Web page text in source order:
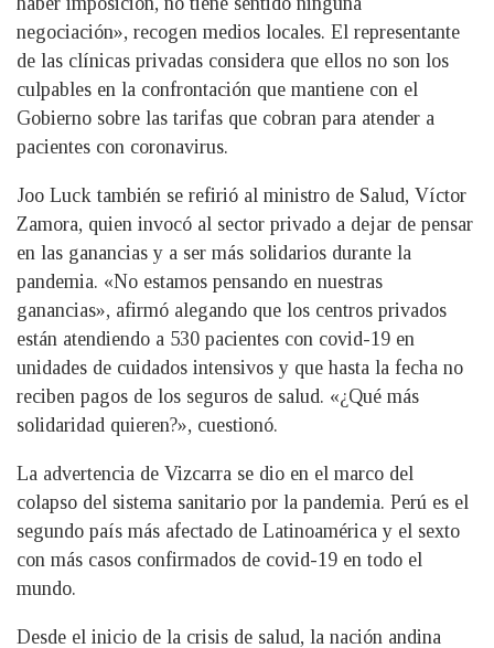
negociación», recogen medios locales. El representante
de las clínicas privadas considera que ellos no son los
culpables en la confrontación que mantiene con el
Gobierno sobre las tarifas que cobran para atender a
pacientes con coronavirus.
Joo Luck también se refirió al ministro de Salud, Víctor
Zamora, quien invocó al sector privado a dejar de pensar
en las ganancias y a ser más solidarios durante la
pandemia. «No estamos pensando en nuestras
ganancias», afirmó alegando que los centros privados
están atendiendo a 530 pacientes con covid-19 en
unidades de cuidados intensivos y que hasta la fecha no
reciben pagos de los seguros de salud. «¿Qué más
solidaridad quieren?», cuestionó.
La advertencia de Vizcarra se dio en el marco del
colapso del sistema sanitario por la pandemia. Perú es el
segundo país más afectado de Latinoamérica y el sexto
con más casos confirmados de covid-19 en todo el
mundo.
Desde el inicio de la crisis de salud, la nación andina